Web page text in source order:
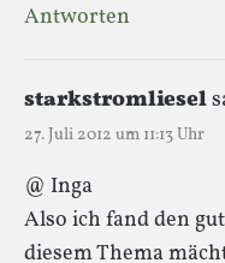
Antworten
starkstromliesel
27. Juli 2012 um 11:13 Uhr
@ Inga
Also ich fand den
diesem Thema